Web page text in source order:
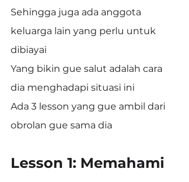
Sehingga juga ada anggota
keluarga lain yang perlu untuk
dibiayai
Yang bikin gue salut adalah cara
dia menghadapi situasi ini
Ada 3 lesson yang gue ambil dari
obrolan gue sama dia
Lesson 1: Memahami